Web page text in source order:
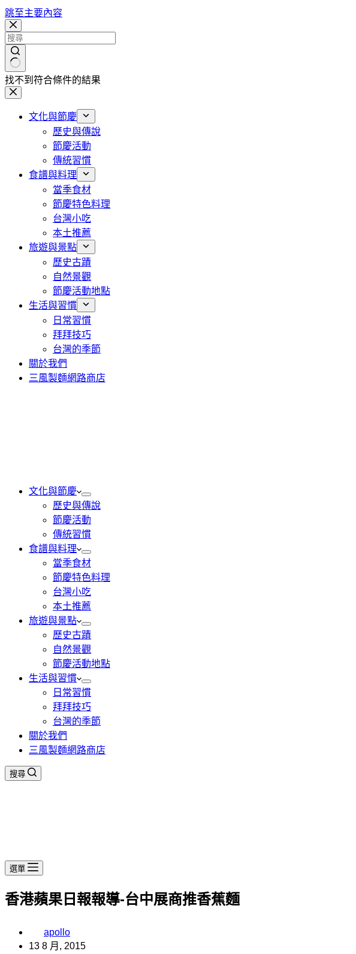
跳至主要內容
找不到符合條件的結果
文化與節慶
歷史與傳說
節慶活動
傳統習慣
食譜與料理
當季食材
節慶特色料理
台灣小吃
本土推薦
旅遊與景點
歷史古蹟
自然景觀
節慶活動地點
生活與習慣
日常習慣
拜拜技巧
台灣的季節
關於我們
三風製麵網路商店
文化與節慶
歷史與傳說
節慶活動
傳統習慣
食譜與料理
當季食材
節慶特色料理
台灣小吃
本土推薦
旅遊與景點
歷史古蹟
自然景觀
節慶活動地點
生活與習慣
日常習慣
拜拜技巧
台灣的季節
關於我們
三風製麵網路商店
搜尋
選單
香港蘋果日報報導-台中展商推香蕉麵
apollo
13 8 月, 2015